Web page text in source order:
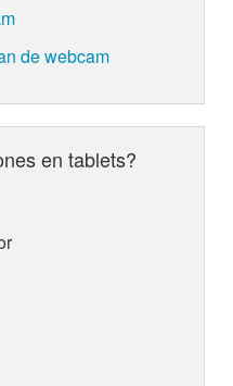
de webcam
en tablets?